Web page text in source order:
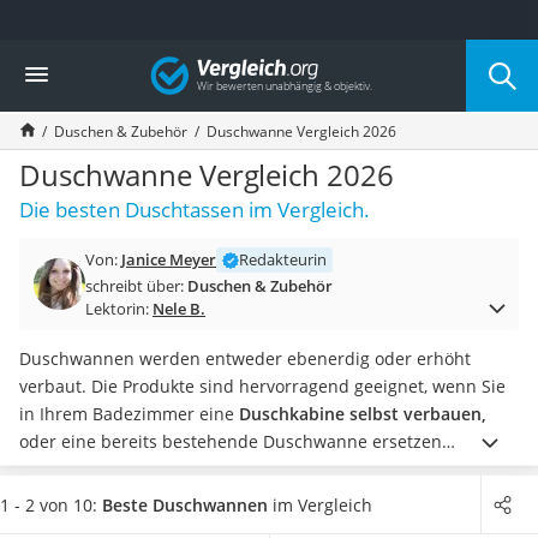
Die beliebtesten Vergleiche nach Kategorie
Wohnen
Matratzen-Topper
Matratzen
Konferenzlautsprecher
Tageslichtlampe
Badlüfter
Bürohocker
Außenleuchte mit Kamera
Akku-Tischlampe
Konferenzmikrofon
Klappmatratze
Duschkopf mit Kalkfilter
Aktenvernichter Sicherheitsstufe 4
Bettgitter
Vergleich
Duschen & Zubehör Duschwanne Vergleich 2026
Duschwanne Vergleich 2026
Die besten Duschtassen im Vergleich.
Von: Janice Meyer
Redakteurin
schreibt über: Duschen & Zubehör
Lektorin: Nele B.
Duschwannen werden entweder ebenerdig oder erhöht
verbaut. Die Produkte sind hervorragend geeignet, wenn Sie
in Ihrem Badezimmer eine Duschkabine selbst verbauen,
oder eine bereits bestehende Duschwanne ersetzen
möchten. Tests von verschiedenen Verbrauchermagazinen
zeigten, dassebenerdige Duschwannenbesonders für ältere
1 - 2 von 10: Beste Duschwannen im Vergleich